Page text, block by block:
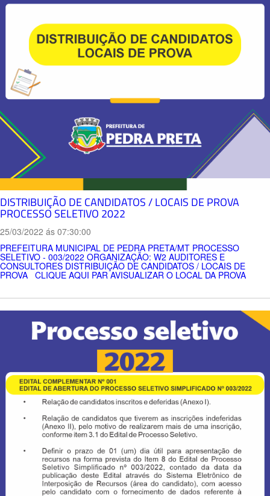
DISTRIBUIÇÃO DE CANDIDATOS / LOCAIS DE PROVA
PROCESSO SELETIVO 2022
25/03/2022 ás 07:30:00
PREFEITURA MUNICIPAL DE PEDRA PRETA/MT PROCESSO
SELETIVO - 003/2022 ORGANIZAÇÃO: W2 AUDITORES E
CONSULTORES DISTRIBUIÇÃO DE CANDIDATOS / LOCAIS DE
PROVA CLIQUE AQUI PAR AVISUALIZAR O LOCAL DA PROVA